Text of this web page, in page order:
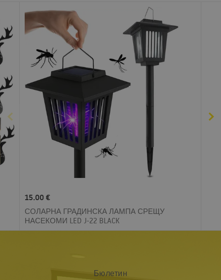
15.00 €
СОЛАРНА ГРАДИНСКА ЛАМПА СРЕЩУ
НАСЕКОМИ LED J-22 BLACK
Бюлетин